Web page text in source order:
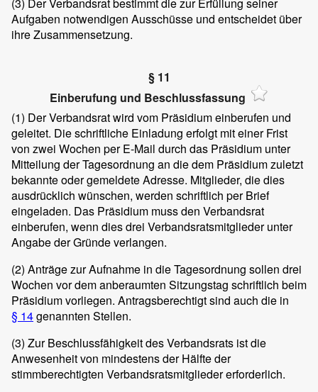
Aufgaben notwendigen Ausschüsse und entscheidet über
ihre Zusammensetzung.
§ 11
Einberufung und Beschlussfassung
(1) Der Verbandsrat wird vom Präsidium einberufen und
geleitet. Die schriftliche Einladung erfolgt mit einer Frist
von zwei Wochen per E-Mail durch das Präsidium unter
Mitteilung der Tagesordnung an die dem Präsidium zuletzt
bekannte oder gemeldete Adresse. Mitglieder, die dies
ausdrücklich wünschen, werden schriftlich per Brief
eingeladen. Das Präsidium muss den Verbandsrat
einberufen, wenn dies drei Verbandsratsmitglieder unter
Angabe der Gründe verlangen.
(2) Anträge zur Aufnahme in die Tagesordnung sollen drei
Wochen vor dem anberaumten Sitzungstag schriftlich beim
Präsidium vorliegen. Antragsberechtigt sind auch die in
§ 14genannten Stellen.
(3) Zur Beschlussfähigkeit des Verbandsrats ist die
Anwesenheit von mindestens der Hälfte der
stimmberechtigten Verbandsratsmitglieder erforderlich.